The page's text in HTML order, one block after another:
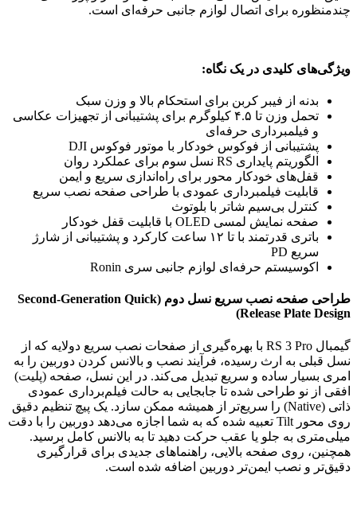
چندمنظوره برای اتصال لوازم جانبی حرفه‌ای است.
ویژگی‌های کلیدی در یک نگاه:
بدنه از فیبر کربن برای استحکام بالا و وزن سبک
تحمل وزن تا ۴.۵ کیلوگرم برای پشتیبانی از تجهیزات عکاسی
و فیلمبرداری حرفه‌ای
پشتیبانی از فوکوس خودکار با موتور فوکوس DJI
الگوریتم پایداری RS نسل سوم برای عملکرد روان
قفل‌های خودکار محور برای راه‌اندازی سریع و ایمن
قابلیت فیلمبرداری عمودی با طراحی صفحه نصب سریع
کنترل بی‌سیم شاتر با بلوتوث
صفحه نمایش لمسی OLED با قابلیت قفل خودکار
باتری قدرتمند با تا ۱۲ ساعت کارکرد و پشتیبانی از شارژ
سریع PD
اکوسیستم حرفه‌ای لوازم جانبی سری Ronin
طراحی صفحه نصب سریع نسل دوم (Second-Generation Quick
Release Plate Design)
گیمبال RS 3 Pro با بهره‌گیری از صفحات نصب سریع دولایه که از
نسل قبلی به ارث رسیده، فرآیند نصب و بالانس کردن دوربین را به
امری بسیار ساده و سریع تبدیل می‌کند. در این نسل، صفحه (پلیت)
افقی از نو طراحی شده تا جابجایی به حالت فیلم‌برداری عمودی
ذاتی (Native) را سریع‌تر از همیشه ممکن سازد. یک پیچ تنظیم دقیق
روی محور Tilt تعبیه شده که به شما اجازه می‌دهد دوربین را با دقت
میلی‌متری به جلو یا عقب حرکت دهید تا به بالانس کامل برسید.
همچنین، روی صفحه بالایی، راهنماهای جدیدی برای قرارگیری
دقیق‌تر و نصب ایمن‌تر دوربین اضافه شده است.